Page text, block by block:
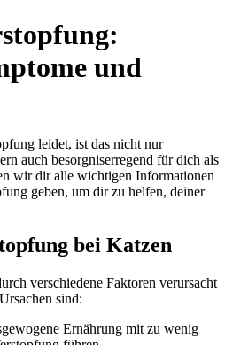
und
leidet, ist das nicht nur
auch besorgniserregend für dich als
wir dir alle wichtigen Informationen
geben, um dir zu helfen, deiner
bei Katzen
verschiedene Faktoren verursacht
sind:
Ernährung mit zu wenig